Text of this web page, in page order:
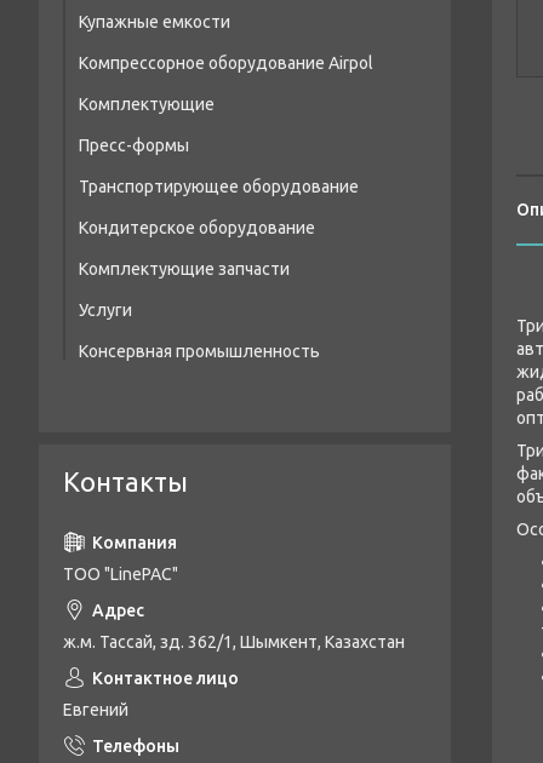
Оборудование для розлива в ПЭТ кег
Сопутствующее оборудование
Купажные емкости
Компрессорное оборудование Airpol
Бустеры поршневые высокого давления
Винтовые компрессоры
Осушители сжатого воздуха
Ресивера сжатого воздуха
Фильтры сжатого воздуха
Комплектующие
Преобразователи
Теплообменники
Пресс-формы
Пресс-формы для ПЭТ
Экструзионные пресс-формы
Готовые пресс-формы
Транспортирующее оборудование
Кондитерское оборудование
Комплектующие запчасти
Датчики
Пневмораспределитель
Пневмоцилиндр
Лампы галогенные
Таймеры
Фитинги
Глушители
Услуги
Консервная промышленность
Контакты
TOO "LinePAC"
ж.м. Тассай, зд. 362/1, Шымкент, Казахстан
Евгений